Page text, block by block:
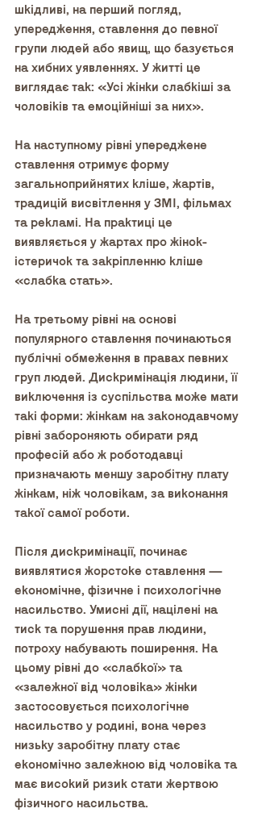
шкідливі, на перший погляд,
упередження, ставлення до певної
групи людей або явищ, що базується
на хибних уявленнях. У житті це
виглядає так: «Усі жінки слабкіші за
чоловіків та емоційніші за них».
На наступному рівні упереджене
ставлення отримує форму
загальноприйнятих кліше, жартів,
традицій висвітлення у ЗМІ, фільмах
та рекламі. На практиці це
виявляється у жартах про жінок-
істеричок та закріпленню кліше
«слабка стать».
На третьому рівні на основі
популярного ставлення починаються
публічні обмеження в правах певних
груп людей. Дискримінація людини, її
виключення із суспільства може мати
такі форми: жінкам на законодавчому
рівні забороняють обирати ряд
професій або ж роботодавці
призначають меншу заробітну плату
жінкам, ніж чоловікам, за виконання
такої самої роботи.
Після дискримінації, починає
виявлятися жорстоке ставлення —
економічне, фізичне і психологічне
насильство. Умисні дії, націлені на
тиск та порушення прав людини,
потроху набувають поширення. На
цьому рівні до «слабкої» та
«залежної від чоловіка» жінки
застосовується психологічне
насильство у родині, вона через
низьку заробітну плату стає
економічно залежною від чоловіка та
має високий ризик стати жертвою
фізичного насильства.